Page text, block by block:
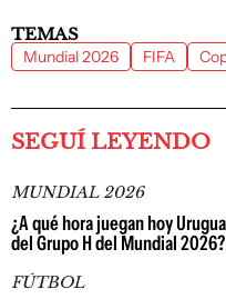
TEMAS
Mundial 2026 FIFA
SEGUÍ LEYENDO
MUNDIAL 2026
¿A qué hora juegan hoy
del Grupo H del Mundial 2026?
FÚTBOL